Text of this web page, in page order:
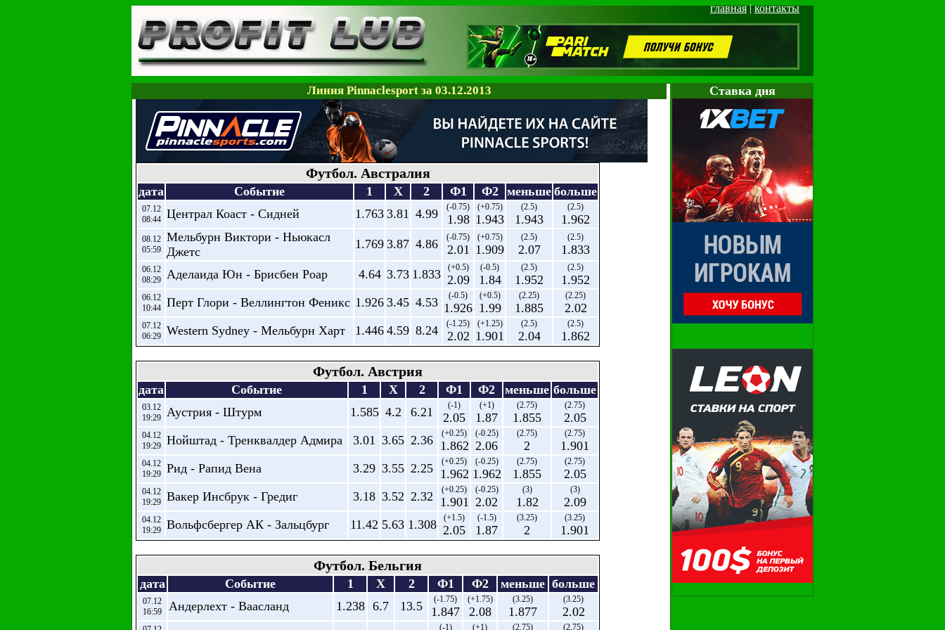
главная|контакты
Cтавка дня
Линия Pinnaclesport за 03.12.2013
Футбол. Австралия
дата Событие 1 X 2 Ф1 Ф2 меньше больше
07.12
08:44
Централ Коаст - Сидней 1.763 3.81 4.99 (-0.75)
1.98
(+0.75)
1.943
(2.5)
1.943
(2.5)
1.962
08.12
05:59
Мельбурн Виктори - Ньюкасл
Джетс
1.769 3.87 4.86 (-0.75)
2.01
(+0.75)
1.909
(2.5)
2.07
(2.5)
1.833
06.12
08:29
Аделаида Юн - Брисбен Роар 4.64 3.73 1.833 (+0.5)
2.09
(-0.5)
1.84
(2.5)
1.952
(2.5)
1.952
06.12
10:44
Перт Глори - Веллингтон Феникс 1.926 3.45 4.53 (-0.5)
1.926
(+0.5)
1.99
(2.25)
1.885
(2.25)
2.02
07.12
06:29
Western Sydney - Мельбурн Харт 1.446 4.59 8.24 (-1.25)
2.02
(+1.25)
1.901
(2.5)
2.04
(2.5)
1.862
Футбол. Австрия
дата Событие 1 X 2 Ф1 Ф2 меньше больше
03.12
19:29
Аустрия - Штурм 1.585 4.2 6.21 (-1)
2.05
(+1)
1.87
(2.75)
1.855
(2.75)
2.05
04.12
19:29
Нойштад - Тренквалдер Адмира 3.01 3.65 2.36 (+0.25)
1.862
(-0.25)
2.06
(2.75)
2
(2.75)
1.901
04.12
19:29
Рид - Рапид Вена 3.29 3.55 2.25 (+0.25)
1.962
(-0.25)
1.962
(2.75)
1.855
(2.75)
2.05
04.12
19:29
Вакер Инсбрук - Гредиг 3.18 3.52 2.32 (+0.25)
1.901
(-0.25)
2.02
(3)
1.82
(3)
2.09
04.12
19:29
Вольфсбергер АК - Зальцбург 11.42 5.63 1.308 (+1.5)
2.05
(-1.5)
1.87
(3.25)
2
(3.25)
1.901
Футбол. Бельгия
дата Событие 1 X 2 Ф1 Ф2 меньше больше
07.12
16:59
Андерлехт - Ваасланд 1.238 6.7 13.5 (-1.75)
1.847
(+1.75)
2.08
(3.25)
1.877
(3.25)
2.02
(-1) (+1) (2.75) (2.75)